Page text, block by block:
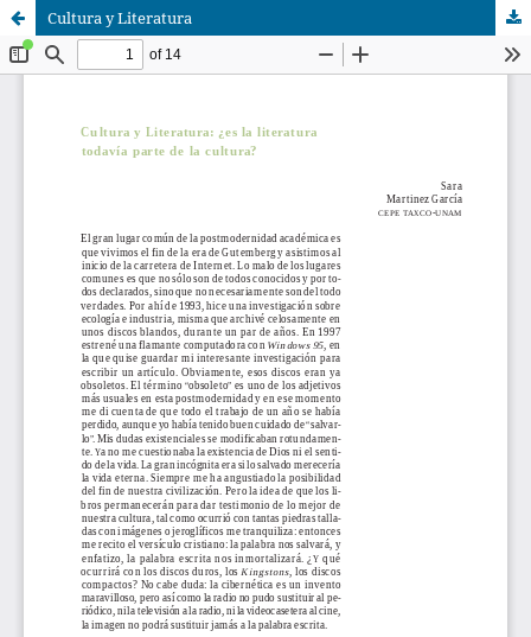
Cultura y Literatura